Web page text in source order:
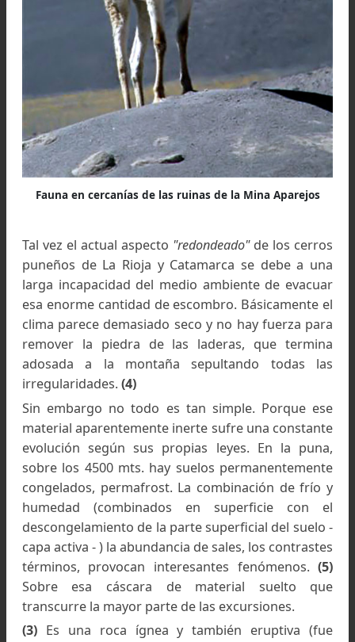
Fauna en cercanías de las ruinas de la Mina Aparejos
Fauna en cercanías de las ruinas de la Mina Aparejos